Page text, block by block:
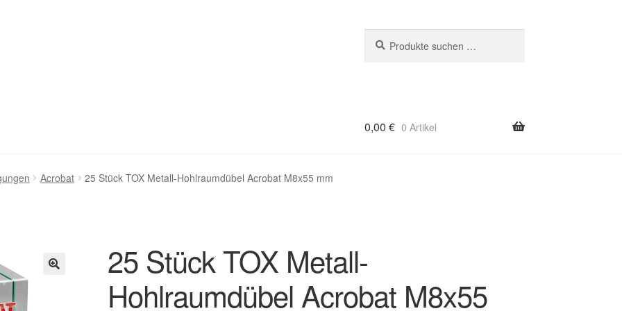
nach:
bestätigen & absenden Cookie-Richtlinie (EU)
0,00 € 0 Artikel
Acrobat 25 Stück TOX Metall-Hohlraumdübel Acrobat M8x55 mm
25 Stück TOX Metall-
Hohlraumdübel Acrobat M8x55